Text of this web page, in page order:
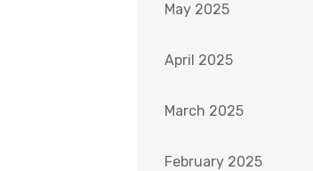
May 2025
April 2025
March 2025
February 2025